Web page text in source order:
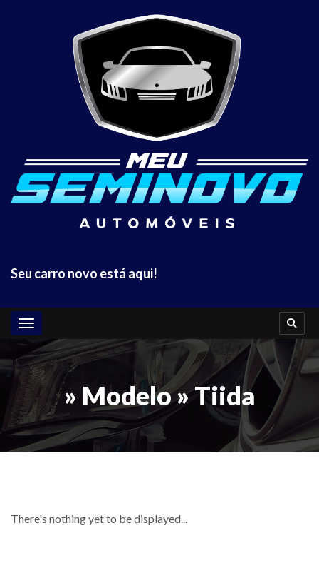
Seu carro novo está aqui!
Toggle navigation
» Modelo » Tiida
There's nothing yet to be displayed...